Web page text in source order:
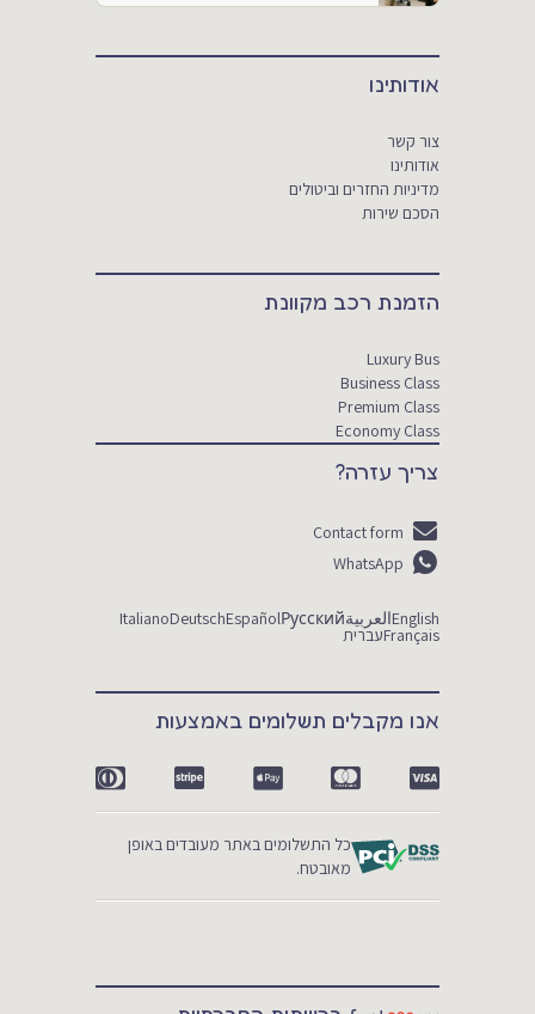
אודותינו
צור קשר
אודותינו
מדיניות החזרים וביטולים
הסכם שירות
הזמנת רכב מקוונת
Luxury Bus
Business Class
Premium Class
Economy Class
צריך עזרה?
Contact form
WhatsApp
EnglishالعربيةРусский
Español
Deutsch
Italiano
Françaisעברית
אנו מקבלים תשלומים באמצעות
כל התשלומים באתר מעובדים באופן
מאובטח.